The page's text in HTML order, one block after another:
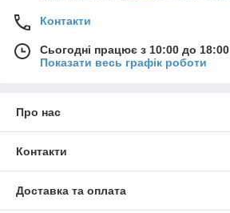
Контакти
Сьогодні працює з 10:00 до 18:00
Показати весь графік роботи
Про нас
Контакти
Доставка та оплата